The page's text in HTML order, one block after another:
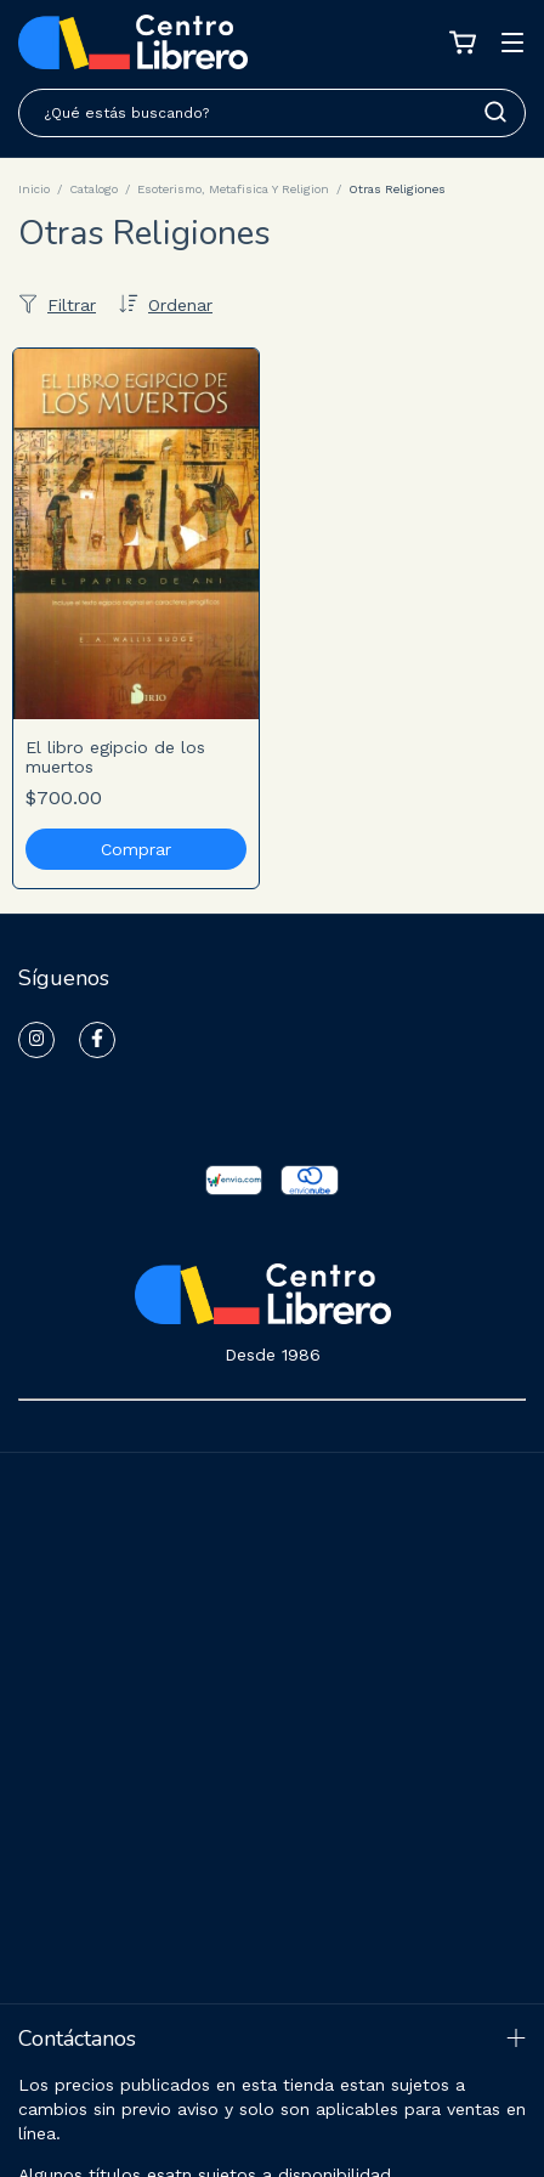
Inicio / Catalogo / Esoterismo, Metafisica Y Religion / Otras Religiones
Otras Religiones
Ordenar
Filtrar
El libro egipcio de los
muertos
$700.00
Síguenos
Desde 1986
Contáctanos
Los precios publicados en esta tienda estan sujetos a
cambios sin previo aviso y solo son aplicables para ventas en
línea.